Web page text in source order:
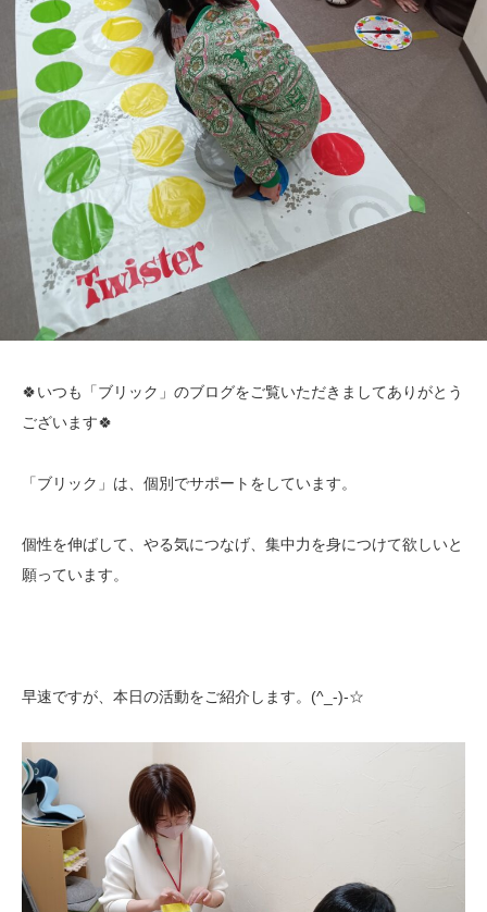
🍀いつも「ブリック」のブログをご覧いただきましてありがとう
ございます🍀
「ブリック」は、個別でサポートをしています。
個性を伸ばして、やる気につなげ、集中力を身につけて欲しいと
願っています。
早速ですが、本日の活動をご紹介します。(^_-)-☆